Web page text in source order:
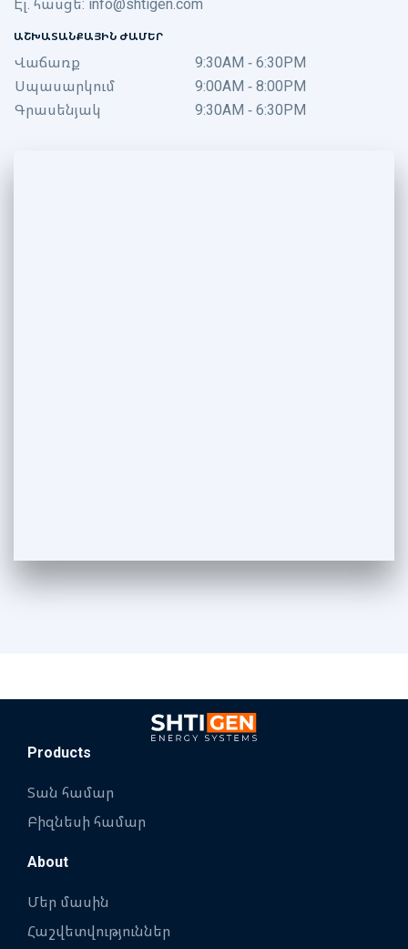
ԱՇԽԱՏԱՆՔԱՅԻՆ ԺԱՄԵՐ
Վաճառք
9:30AM - 6:30PM
Սպասարկում
9:00AM - 8:00PM
Գրասենյակ
9:30AM - 6:30PM
Products
Տան համար
Բիզնեսի համար
About
Մեր մասին
Հաշվետվություններ